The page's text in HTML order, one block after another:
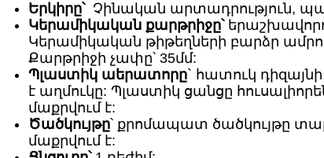
Երկիրը՝Չինական արտադրություն,
Կերամիկական քարթրիջը՝
Կերամիկական թիթեղների բարձր
Քարթրիջի չափը՝ 35մմ:
Պլաստիկ աերատորը` հատուկ
է աղմուկը: Պլաստիկ ցանցը
մաքրվում է:
Ծածկույթը՝ քրոմապատ ծածկույթը
մաքրվում է: